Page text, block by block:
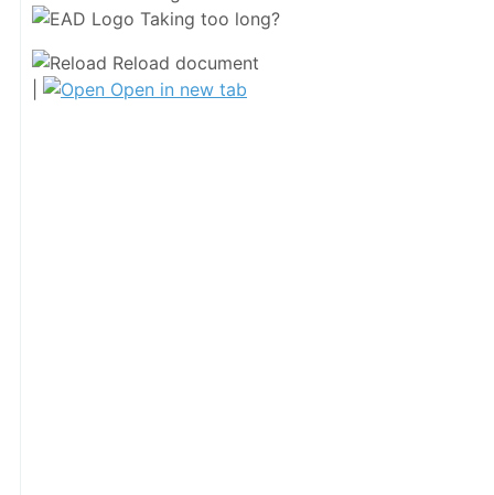
Taking too long?
Reload document
Open in new tab